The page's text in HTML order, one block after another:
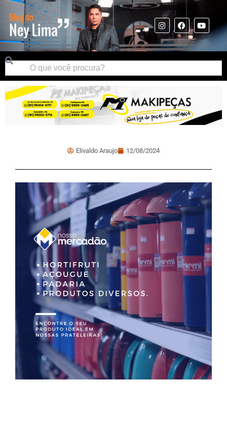
Elivaldo Araujo 12/08/2024